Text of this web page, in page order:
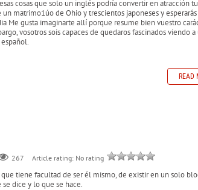
cosas que solo un inglés podría convertir en atracción
matrimo1úo de Ohio y trescientos japoneses y esperarás
Me gusta imagi­narte allí porque resume bien vuestro
vosotros sois capaces de quedaros fascinados viendo a
READ
267 Article rating: No rating
tiene facultad de ser él mismo, de existir en un solo
dice y lo que se hace.